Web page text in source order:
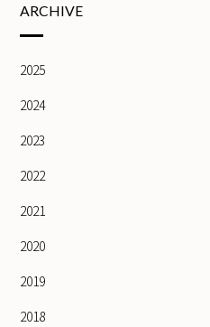
ARCHIVE
2025
2024
2023
2022
2021
2020
2019
2018